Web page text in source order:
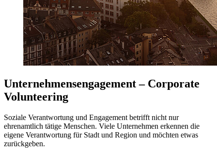
Unternehmensengagement – Corporate
Volunteering
Soziale Verantwortung und Engagement betrifft nicht nur
ehrenamtlich tätige Menschen. Viele Unternehmen erkennen die
eigene Verantwortung für Stadt und Region und möchten etwas
zurückgeben.